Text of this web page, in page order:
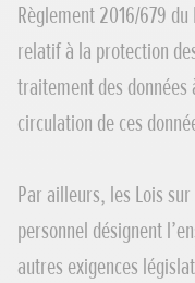
Règlement 2016/679
relatif à la protection
traitement des
circulation de ces
Par ailleurs, les Lois
personnel désignent
autres exigences